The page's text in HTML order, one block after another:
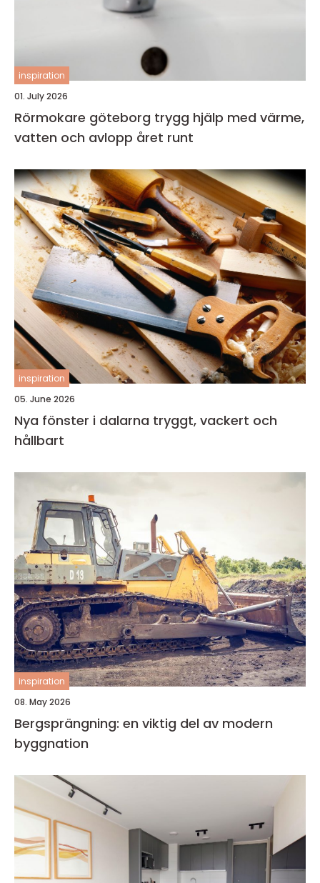
inspiration
01. July 2026
Rörmokare göteborg trygg hjälp med värme,
vatten och avlopp året runt
inspiration
05. June 2026
Nya fönster i dalarna tryggt, vackert och
hållbart
inspiration
08. May 2026
Bergsprängning: en viktig del av modern
byggnation